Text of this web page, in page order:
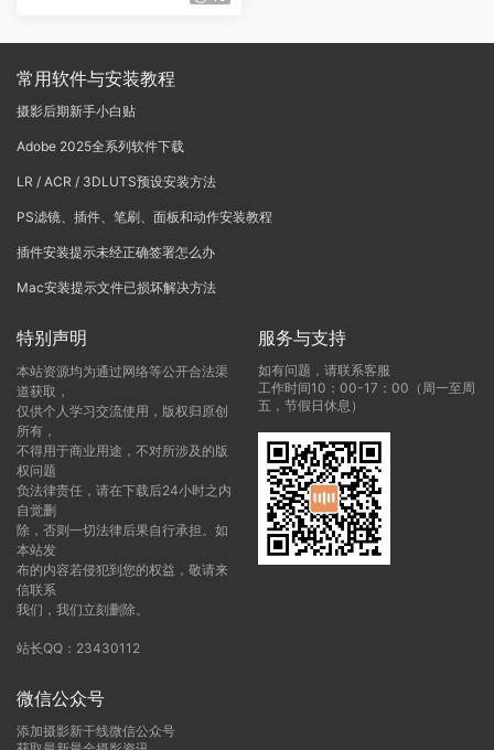
常用软件与安装教程
摄影后期新手小白贴
Adobe 2025全系列软件下载
LR / ACR / 3DLUTS预设安装方法
PS滤镜、插件、笔刷、面板和动作安装教程
插件安装提示未经正确签署怎么办
Mac安装提示文件已损坏解决方法
特别声明
本站资源均为通过网络等公开合法渠
道获取，
仅供个人学习交流使用，版权归原创
所有，
不得用于商业用途，不对所涉及的版
权问题
负法律责任，请在下载后24小时之内
自觉删
除，否则一切法律后果自行承担。如
本站发
布的内容若侵犯到您的权益，敬请来
信联系
我们，我们立刻删除。
站长QQ：23430112
服务与支持
如有问题，请联系客服
工作时间10：00-17：00（周一至周
五，节假日休息）
微信公众号
添加摄影新干线微信公众号